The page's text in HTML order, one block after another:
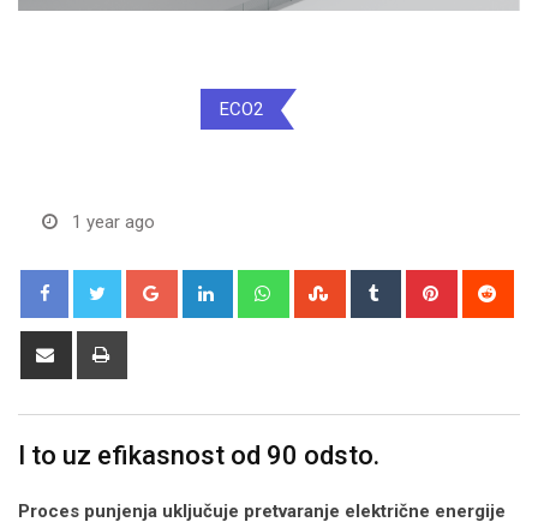
ECO2
1 year ago
Google+ LinkedIn WhatsappStumbleUpon
Tumblr Pinterest
Share
I to uz efikasnost od 90 odsto.
Proces punjenja uključuje pretvaranje električne energije